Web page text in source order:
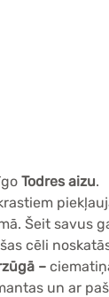
Todres aizu.
Šeit savus
cēli
–
un ar